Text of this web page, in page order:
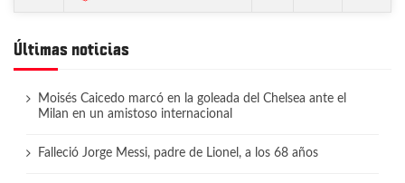
Últimas noticias
Moisés Caicedo marcó en la goleada del Chelsea ante el
Milan en un amistoso internacional
Falleció Jorge Messi, padre de Lionel, a los 68 años